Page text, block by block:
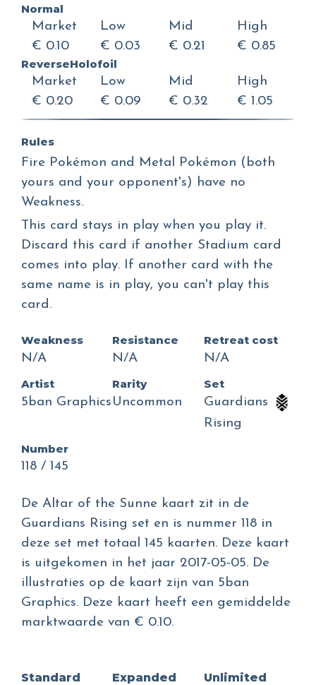
Normal
Market
€ 0.10
Low
€ 0.03
Mid
€ 0.21
High
€ 0.85
ReverseHolofoil
Market
€ 0.20
Low
€ 0.09
Mid
€ 0.32
High
€ 1.05
Rules
Fire Pokémon and Metal Pokémon (both
yours and your opponent's) have no
Weakness.
This card stays in play when you play it.
Discard this card if another Stadium card
comes into play. If another card with the
same name is in play, you can't play this
card.
Weakness
N/A
Resistance
N/A
Retreat cost
N/A
Artist
5ban Graphics
Rarity
Uncommon
Set
Guardians
Rising
Number
118 / 145
De Altar of the Sunne kaart zit in de
Guardians Rising set en is nummer 118 in
deze set met totaal 145 kaarten. Deze kaart
is uitgekomen in het jaar 2017-05-05. De
illustraties op de kaart zijn van 5ban
Graphics. Deze kaart heeft een gemiddelde
marktwaarde van € 0.10.
Standard
Expanded
Unlimited